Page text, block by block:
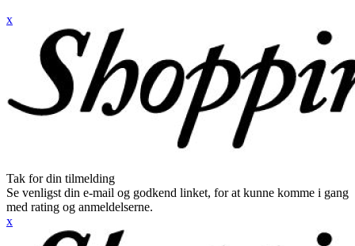
x
Tak for din tilmelding
Se venligst din e-mail og godkend linket, for at kunne komme i gang
med rating og anmeldelserne.
x